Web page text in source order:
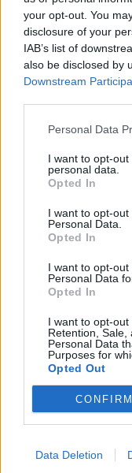
your opt-out. You
disclosure of your
IAB’s list of
also be disclosed by
Downstream
Personal Data
I want to opt-
personal data.
Opted In
I want to opt-
Personal Data.
Opted In
I want to opt-
Personal Data
Opted In
I want to opt-out
Retention, Sale,
Personal Data
Purposes for
Opted Out
CONFIRM
Data Deletion